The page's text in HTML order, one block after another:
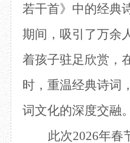
若干首》中的经典
期间，吸引了万余
着孩子驻足欣赏，
时，重温经典诗词
词文化的深度交融。
此次2026年春